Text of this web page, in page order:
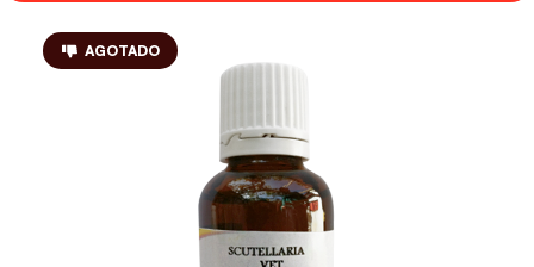
AGOTADO